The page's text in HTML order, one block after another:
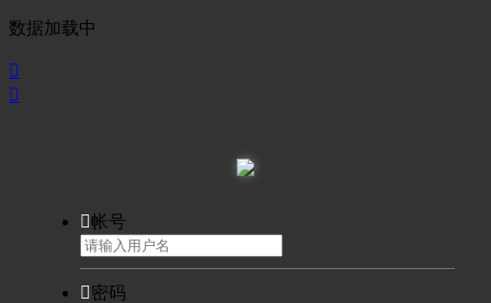
数据加载中


帐号
密码